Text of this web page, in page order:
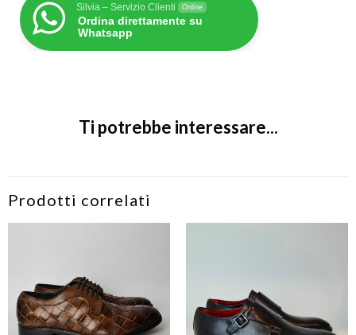
Silvia – Servizio Clienti Online
Ordina direttamente su
Whatsapp
Ti potrebbe interessare...
Prodotti correlati